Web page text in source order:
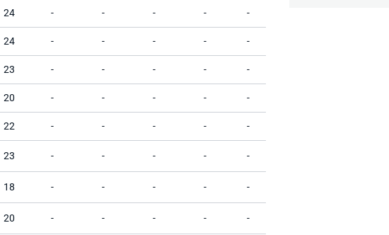
24 - - - - -
24 - - - - -
23 - - - - -
20 - - - - -
22 - - - - -
23 - - - - -
18 - - - - -
20 - - - - -